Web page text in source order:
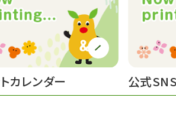
カレンダー 公式SNS